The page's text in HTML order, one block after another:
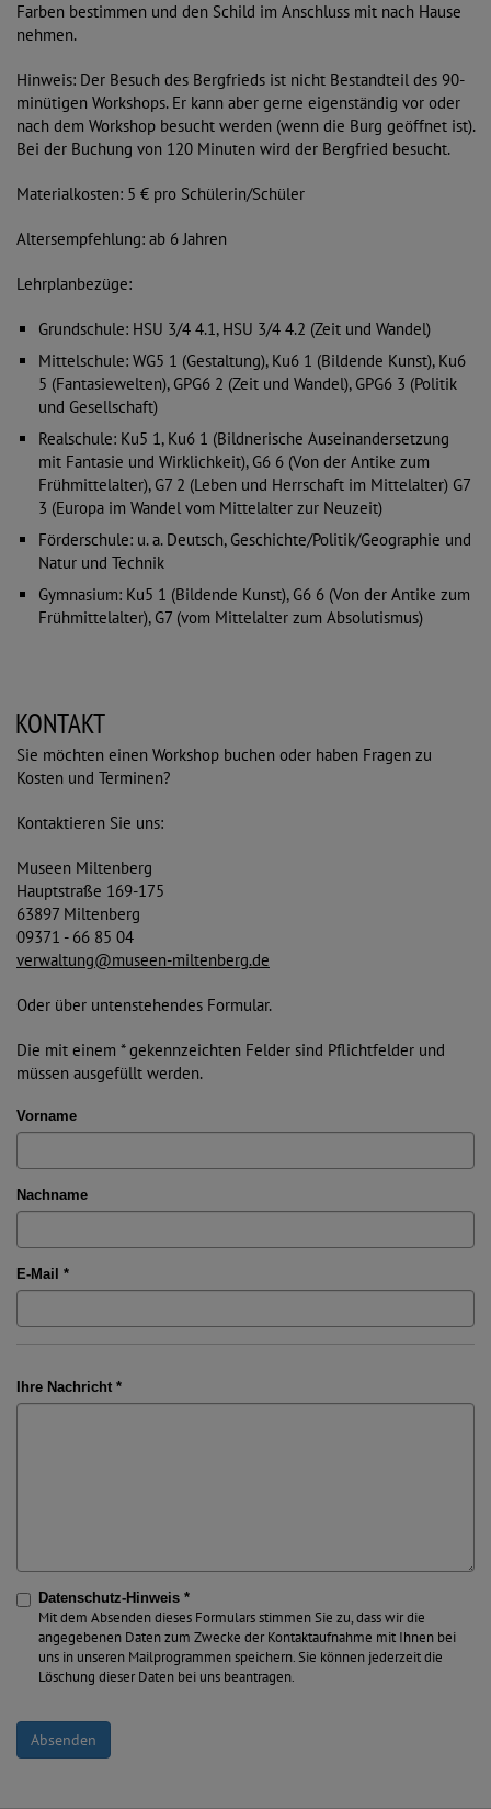
Farben bestimmen und den Schild im Anschluss mit nach Hause
nehmen.
Hinweis: Der Besuch des Bergfrieds ist nicht Bestandteil des 90-
minütigen Workshops. Er kann aber gerne eigenständig vor oder
nach dem Workshop besucht werden (wenn die Burg geöffnet ist).
Bei der Buchung von 120 Minuten wird der Bergfried besucht.
Materialkosten: 5 € pro Schülerin/Schüler
Altersempfehlung: ab 6 Jahren
Lehrplanbezüge:
Grundschule: HSU 3/4 4.1, HSU 3/4 4.2 (Zeit und Wandel)
Mittelschule: WG5 1 (Gestaltung), Ku6 1 (Bildende Kunst), Ku6
5 (Fantasiewelten), GPG6 2 (Zeit und Wandel), GPG6 3 (Politik
und Gesellschaft)
Realschule: Ku5 1, Ku6 1 (Bildnerische Auseinandersetzung
mit Fantasie und Wirklichkeit), G6 6 (Von der Antike zum
Frühmittelalter), G7 2 (Leben und Herrschaft im Mittelalter) G7
3 (Europa im Wandel vom Mittelalter zur Neuzeit)
Förderschule: u. a. Deutsch, Geschichte/Politik/Geographie und
Natur und Technik
Gymnasium: Ku5 1 (Bildende Kunst), G6 6 (Von der Antike zum
Frühmittelalter), G7 (vom Mittelalter zum Absolutismus)
KONTAKT
Sie möchten einen Workshop buchen oder haben Fragen zu
Kosten und Terminen?
Kontaktieren Sie uns:
Museen Miltenberg
Hauptstraße 169-175
63897 Miltenberg
09371 - 66 85 04
verwaltung@museen-miltenberg.de
Oder über untenstehendes Formular.
Die mit einem * gekennzeichten Felder sind Pflichtfelder und
müssen ausgefüllt werden.
Vorname
Nachname
E-Mail *
Ihre Nachricht *
Datenschutz-Hinweis *
Mit dem Absenden dieses Formulars stimmen Sie zu, dass wir die
angegebenen Daten zum Zwecke der Kontaktaufnahme mit Ihnen bei
uns in unseren Mailprogrammen speichern. Sie können jederzeit die
Löschung dieser Daten bei uns beantragen.